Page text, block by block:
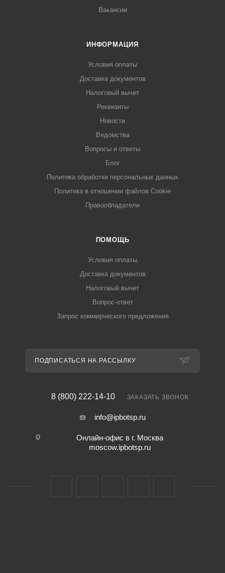
Вакансии
ИНФОРМАЦИЯ
Условия оплаты
Доставка документов
Налоговый вычет
Реквизиты
Новости
Ведомства
Вопросы и ответы
Блог
Политика обработки персональных данных
Политика в отношении файлов Cookie
Правообладатели
ПОМОЩЬ
Условия оплаты
Доставка документов
Налоговый вычет
Вопрос-ответ
Запрос коммерческого предложения
ПОДПИСАТЬСЯ НА РАССЫЛКУ
8 (800) 222-14-10 ЗАКАЗАТЬ ЗВОНОК
info@ipbotsp.ru
Онлайн-офис в г. Москва
moscow.ipbotsp.ru